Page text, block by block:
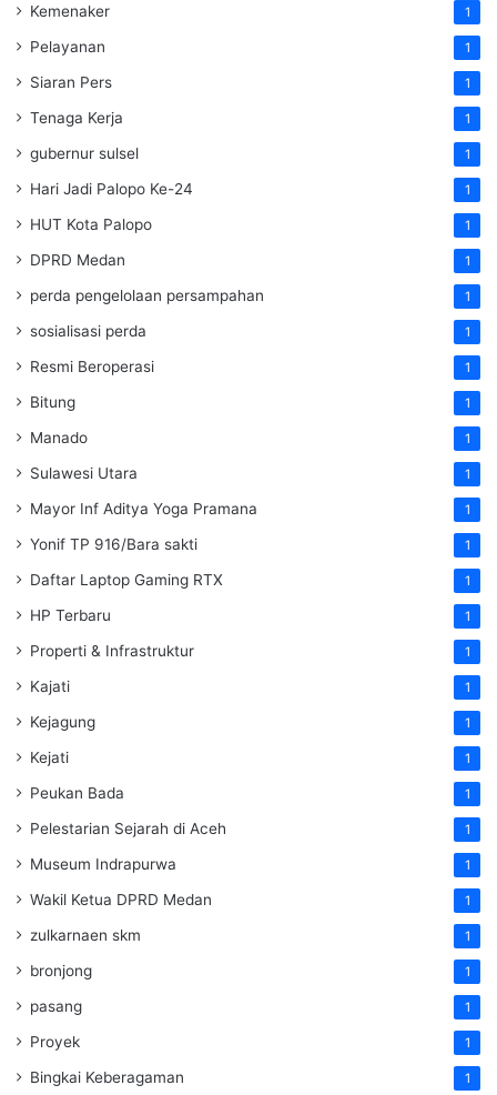
Kemenaker 1
Pelayanan 1
Siaran Pers 1
Tenaga Kerja 1
gubernur sulsel 1
Hari Jadi Palopo Ke-24 1
HUT Kota Palopo 1
DPRD Medan 1
perda pengelolaan persampahan 1
sosialisasi perda 1
Resmi Beroperasi 1
Bitung 1
Manado 1
Sulawesi Utara 1
Mayor Inf Aditya Yoga Pramana 1
Yonif TP 916/Bara sakti 1
Daftar Laptop Gaming RTX 1
HP Terbaru 1
Properti & Infrastruktur 1
Kajati 1
Kejagung 1
Kejati 1
Peukan Bada 1
Pelestarian Sejarah di Aceh 1
Museum Indrapurwa 1
Wakil Ketua DPRD Medan 1
zulkarnaen skm 1
bronjong 1
pasang 1
Proyek 1
Bingkai Keberagaman 1